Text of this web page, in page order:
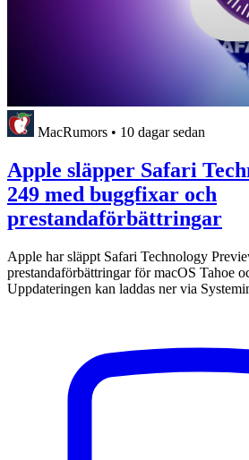
MacRumors • 10 dagar sedan
Apple släpper Safari
249 med buggfixar och
prestandaförbättringar
Apple har släppt Safari Technology
prestandaförbättringar för macOS Tahoe
Uppdateringen kan laddas ner via